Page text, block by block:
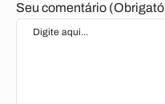
Seu comentário